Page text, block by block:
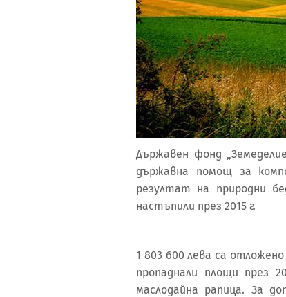
Държавен фонд
държавна помощ за
резултат на природни
настъпили през 2015 г.
1 803 600 лева са
пропаднали площи през
маслодайна рапица. За